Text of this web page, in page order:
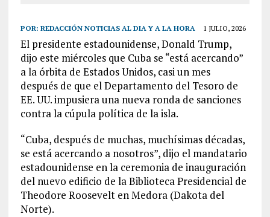
POR: REDACCIÓN NOTICIAS AL DIA Y A LA HORA 1 JULIO, 2026
El presidente estadounidense, Donald Trump,
dijo este miércoles que Cuba se “está acercando”
a la órbita de Estados Unidos, casi un mes
después de que el Departamento del Tesoro de
EE. UU. impusiera una nueva ronda de sanciones
contra la cúpula política de la isla.
“Cuba, después de muchas, muchísimas décadas,
se está acercando a nosotros”, dijo el mandatario
estadounidense en la ceremonia de inauguración
del nuevo edificio de la Biblioteca Presidencial de
Theodore Roosevelt en Medora (Dakota del
Norte).